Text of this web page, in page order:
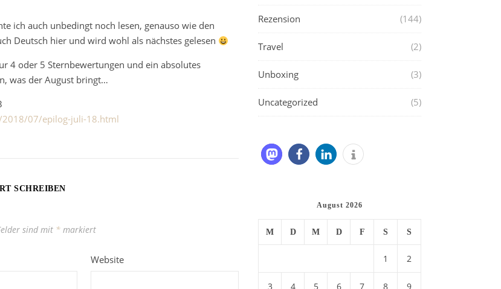
ich auch unbedingt noch lesen, genauso wie den
Deutsch hier und wird wohl als nächstes gelesen
4 oder 5 Sternbewertungen und ein absolutes
was der August bringt…
07/epilog-juli-18.html
SCHREIBEN
sind mit * markiert
Website
Rezension (144)
Travel (2)
Unboxing (3)
Uncategorized (5)
August 2026
M D M D F S S
1 2
3 4 5 6 7 8 9